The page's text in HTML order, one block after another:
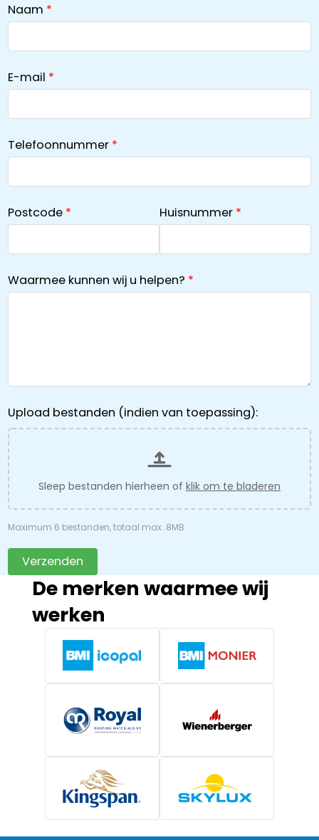
Naam
E-mail
Telefoonnummer
Postcode Huisnummer
Waarmee kunnen wij u helpen?
Upload bestanden (indien van toepassing):
Sleep bestanden hierheen of klik om te bladeren
Maximum 6 bestanden, totaal max. 8MB
Verzenden
De merken waarmee wij
werken